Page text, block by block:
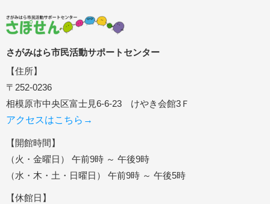
さがみはら市民活動サポートセンター
【住所】
〒252-0236
相模原市中央区富士見6-6-23 けやき会館3Ｆ
アクセスはこちら→
【開館時間】
（火・金曜日） 午前9時 ～ 午後9時
（水・木・土・日曜日） 午前9時 ～ 午後5時
【休館日】